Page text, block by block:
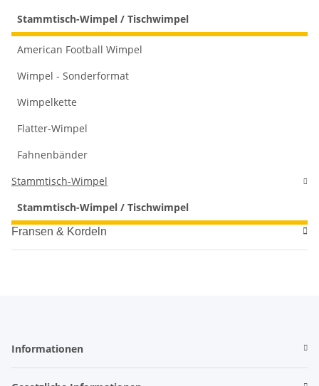
Stammtisch-Wimpel / Tischwimpel
American Football Wimpel
Wimpel - Sonderformat
Wimpelkette
Flatter-Wimpel
Fahnenbänder
Stammtisch-Wimpel
Stammtisch-Wimpel / Tischwimpel
Fransen & Kordeln
Informationen